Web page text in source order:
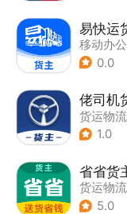
易快运
移动办公
0.0
佬司机
货运物流
1.0
省省货
货运物流
5.0